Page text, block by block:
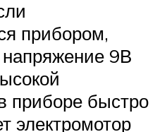
прибором,
9В
приборе быстро
электромотор